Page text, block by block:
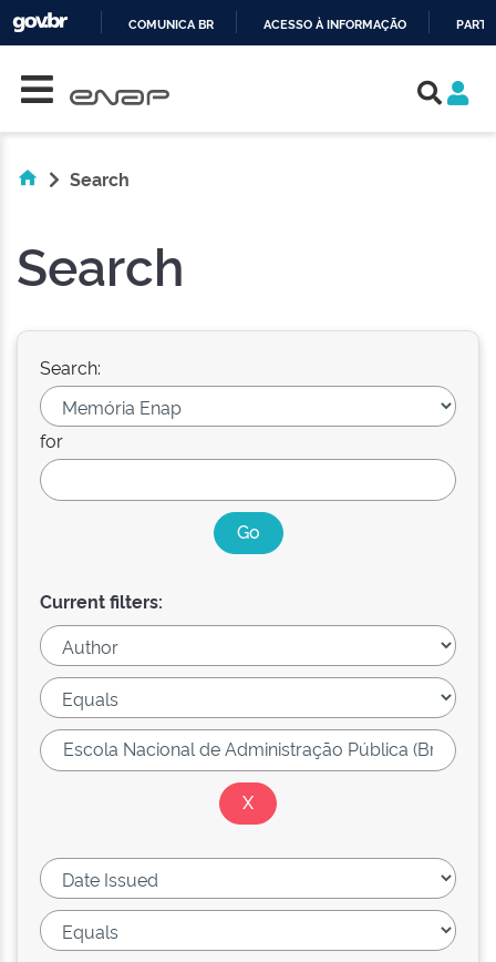
COMUNICA BR ACESSO À INFORMAÇÃO
Search
Search
Search:
for
Current filters: